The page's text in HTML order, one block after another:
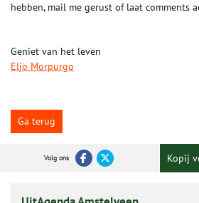
hebben, mail me gerust of laat comments
Geniet van het leven
Eljo Morpurgo
Ga terug
Volg ons Kopij